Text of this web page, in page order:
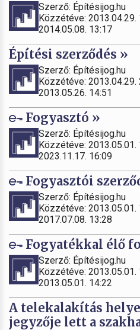
Szerző: Építésijog.hu
Közzétéve:
2014.05.08. 13:17
Építési szerződés »
Szerző: Építésijog.hu
Közzétéve:
2013.05.26. 14:51
Fogyasztó »
Szerző: Építésijog.hu
Közzétéve:
2023.11.17. 16:09
Fogyasztói
Szerző: Építésijog.hu
Közzétéve:
2017.07.08. 13:28
Fogyatékkal élő
Szerző: Építésijog.hu
Közzétéve:
2013.05.01. 14:22
A telekalakítás
jegyzője lett a